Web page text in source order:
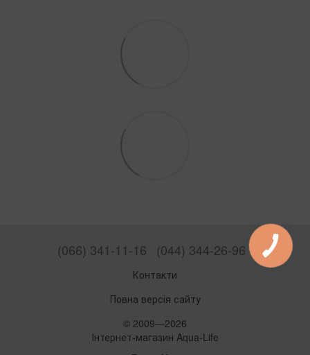
(066) 341-11-16 (044) 344-26-96
Контакти
Повна версія сайту
© 2009—2026
Інтернет-магазин Aqua-Life